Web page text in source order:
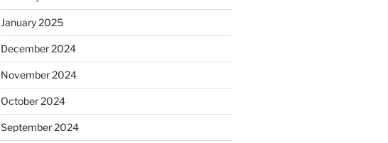
January 2025
December 2024
November 2024
October 2024
September 2024